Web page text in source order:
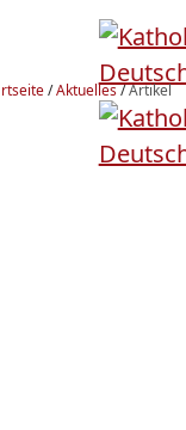
/Aktuelles/Artikel